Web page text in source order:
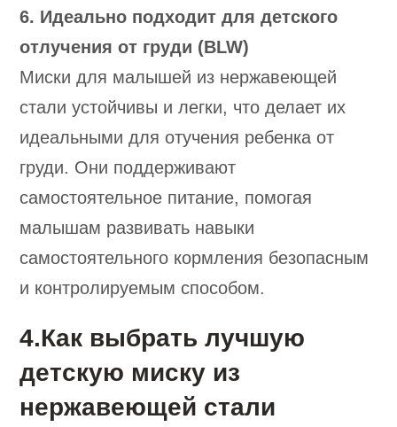
6. Идеально подходит для детского
отлучения от груди (BLW)
Миски для малышей из нержавеющей
стали устойчивы и легки, что делает их
идеальными для отучения ребенка от
груди. Они поддерживают
самостоятельное питание, помогая
малышам развивать навыки
самостоятельного кормления безопасным
и контролируемым способом.
4.Как выбрать лучшую
детскую миску из
нержавеющей стали